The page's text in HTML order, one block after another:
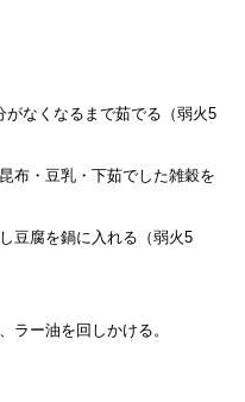
なくなるまで茹でる（弱火5
布・豆乳・下茹でした雑穀を
豆腐を鍋に入れる（弱火5
ー油を回しかける。